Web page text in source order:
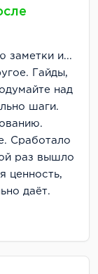
заметки и...
Гайды,
над
шаги.
Сработало
раз вышло
ценность,
даёт.